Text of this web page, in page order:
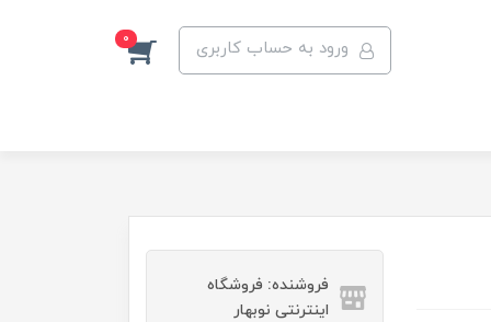
ورود به حساب کاربری 0
فروشنده: فروشگاه
اینترنتی نوبهار